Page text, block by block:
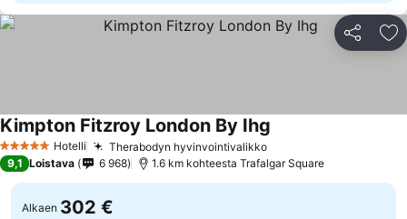
Jaa
5 Tähtiluokitus
Hotelli Therabodyn hyvinvointivalikkoKatso hinnat
Kimpton Fitzroy London By Ihg
9,1 Loistava 6 968 1.6 km kohteesta Trafalgar Square
Alkaen 302 €